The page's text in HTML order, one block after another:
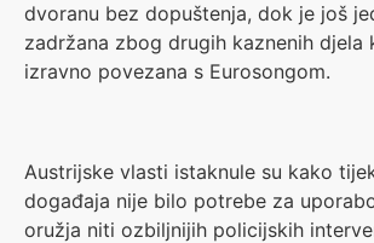
dvoranu bez dopuštenja, dok je još
zadržana zbog drugih kaznenih djela
izravno povezana s Eurosongom.
Austrijske vlasti istaknule su kako
događaja nije bilo potrebe za
oružja niti ozbiljnijih policijskih